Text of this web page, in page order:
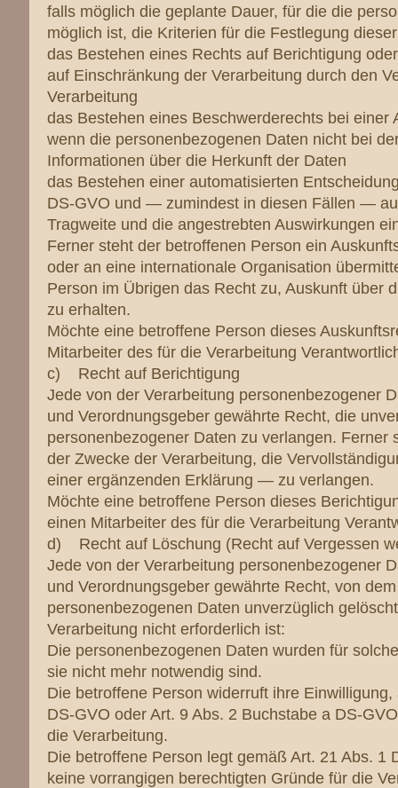
falls möglich die geplante Dauer, für die die
möglich ist, die Kriterien für die Festlegung
das Bestehen eines Rechts auf Berichtigung
auf Einschränkung der Verarbeitung durch den
Verarbeitung
das Bestehen eines Beschwerderechts bei einer
wenn die personenbezogenen Daten nicht bei
Informationen über die Herkunft der Daten
das Bestehen einer automatisierten
DS-GVO und — zumindest in diesen Fällen —
Tragweite und die angestrebten Auswirkungen
Ferner steht der betroffenen Person ein
oder an eine internationale Organisation
Person im Übrigen das Recht zu, Auskunft über
zu erhalten.
Möchte eine betroffene Person dieses
Mitarbeiter des für die Verarbeitung
c) Recht auf Berichtigung
Jede von der Verarbeitung personenbezogener
und Verordnungsgeber gewährte Recht, die
personenbezogener Daten zu verlangen.
der Zwecke der Verarbeitung, die
einer ergänzenden Erklärung — zu verlangen.
Möchte eine betroffene Person dieses
einen Mitarbeiter des für die Verarbeitung
d) Recht auf Löschung (Recht auf Vergessen
Jede von der Verarbeitung personenbezogener
und Verordnungsgeber gewährte Recht, von
personenbezogenen Daten unverzüglich
Verarbeitung nicht erforderlich ist:
Die personenbezogenen Daten wurden für
sie nicht mehr notwendig sind.
Die betroffene Person widerruft ihre
DS-GVO oder Art. 9 Abs. 2 Buchstabe a DS-
die Verarbeitung.
Die betroffene Person legt gemäß Art. 21 Abs.
keine vorrangigen berechtigten Gründe für die